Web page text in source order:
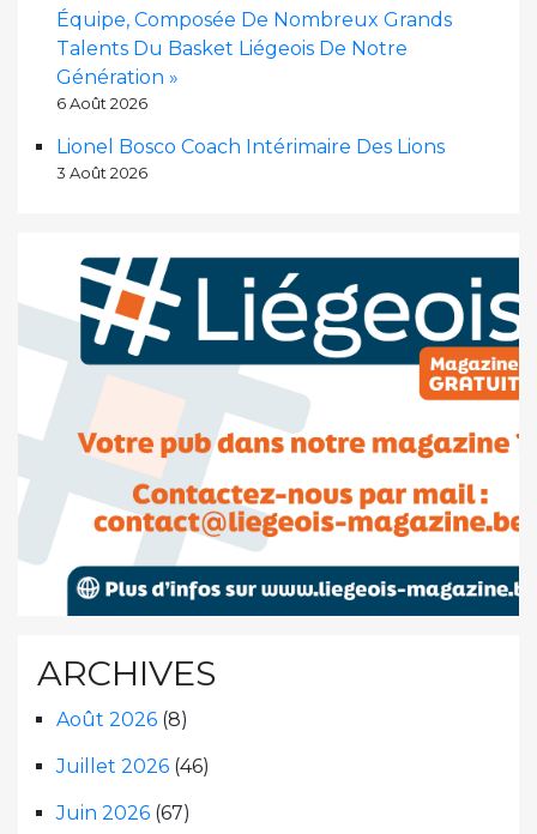
Équipe, Composée De Nombreux Grands
Talents Du Basket Liégeois De Notre
Génération »
6 Août 2026
Lionel Bosco Coach Intérimaire Des Lions
3 Août 2026
ARCHIVES
Août 2026 (8)
Juillet 2026 (46)
Juin 2026 (67)